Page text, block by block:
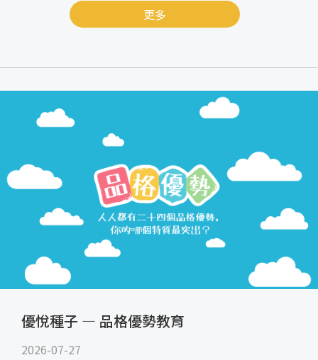
更多
優悅種子 — 品格優勢教育
2026-07-27